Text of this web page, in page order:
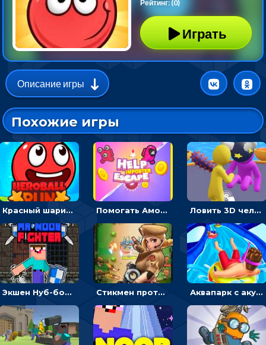
Рейтинг: (0)
Играть
Описание игры
Похожие игры
Красный шарик-герой в бегах: прыгать, чтобы избегать препятствий Помогать Амонг Ас бежать из комнаты через преграды - приключения Ловить 3D человечком своего цвета и собирать драгоценности - гиперказуалка
Экшен Нуб-боец: прыгать через препятствия или бить врагов мечом Стикмен против Зомби: стрелять в зомби и развивать воина Аквапарк с акулами: жми, чтобы лететь к финишу по волнам